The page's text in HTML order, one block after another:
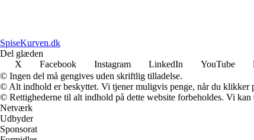
SpiseKurven.dk
Del glæden
X
Facebook Instagram LinkedIn YouTube
© Ingen del må gengives uden skriftlig tilladelse.
© Alt indhold er beskyttet. Vi tjener muligvis penge, når du klikker
© Rettighederne til alt indhold på dette website forbeholdes. Vi
Netværk
Udbyder
Sponsorat